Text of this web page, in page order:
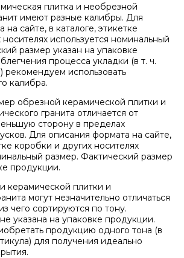
плитка и необрезной
имеют разные калибры. Для
сайте, в каталоге, этикетке
используется номинальный
размер указан на упаковке
процесса укладки (в т. ч.
рекомендуем использовать
калибра.
обрезной керамической плитки и
гранита отличается от
сторону в пределах
Для описания формата на сайте,
коробки и других носителях
размер. Фактический размер
продукции.
керамической плитки и
могут незначительно отличаться
чего сортируются по тону.
указана на упаковке продукции.
продукцию одного тона (в
для получения идеально